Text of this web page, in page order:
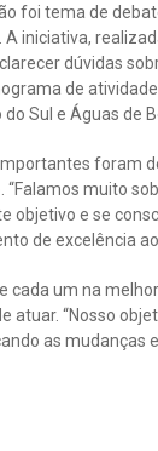
foi tema de
iniciativa,
dúvidas
de
Sul e Águas de
foram
muito
objetivo e se
de excelência
cada um na
atuar. “Nosso
as mudanças